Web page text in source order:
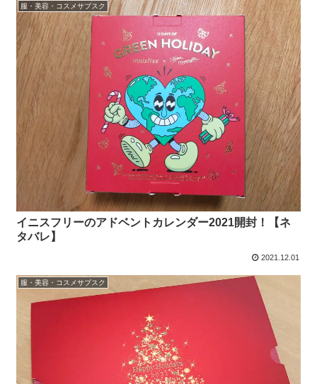
服・美容・コスメサブスク
イニスフリーのアドベントカレンダー2021開封！【ネ
タバレ】
2021.12.01
服・美容・コスメサブスク